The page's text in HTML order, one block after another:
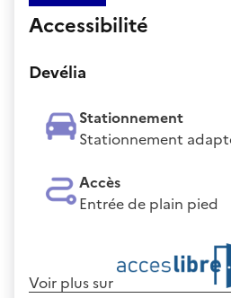
Accessibilité
Devélia
Stationnement
Stationnement
Accès
Entrée de plain pied
Voir plus sur